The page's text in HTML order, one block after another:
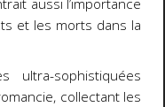
aussi l’importance
et les morts dans la
ultra-sophistiquées
collectant les